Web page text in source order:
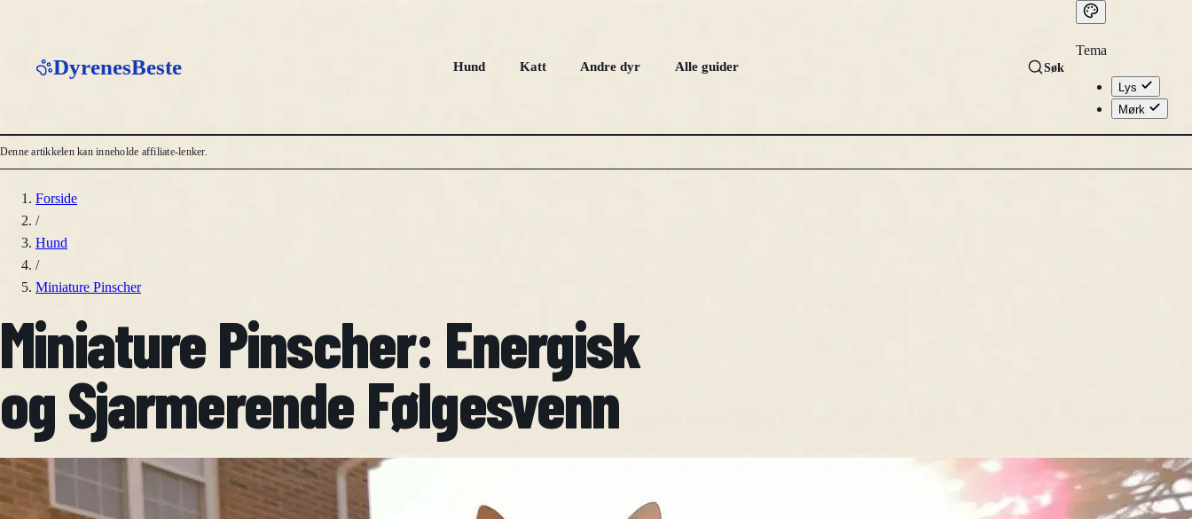
DyrenesBeste Hund Katt Andre dyr Alle guider Søk
Tema
Lys
Mørk
Denne artikkelen kan inneholde affiliate-lenker.
Forside
/
Hund
/
Miniature Pinscher
Miniature Pinscher: Energisk
og Sjarmerende Følgesvenn